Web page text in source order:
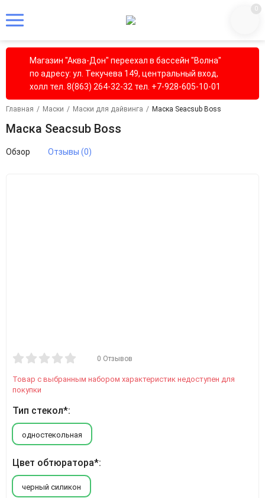
0
Магазин "Аква-Дон" переехал в бассейн "Волна"
по адресу: ул. Текучева 149, центральный вход,
холл тел. 8(863) 264-32-32 тел. +7-928-605-10-01
Главная / Маски / Маски для дайвинга / Маска Seacsub Boss
Маска Seacsub Boss
Обзор Отзывы (0)
0 Отзывов
Товар с выбранным набором характеристик недоступен для
покупки
Тип стекол*:
одностекольная
Цвет обтюратора*:
черный силикон